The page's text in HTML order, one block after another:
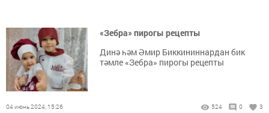
«Зебра» пирогы рецепты
Динә һәм Әмир Биккининнардан бик
тәмле «Зебра» пирогы рецепты
04 июнь 2024, 15:26 524 0 3